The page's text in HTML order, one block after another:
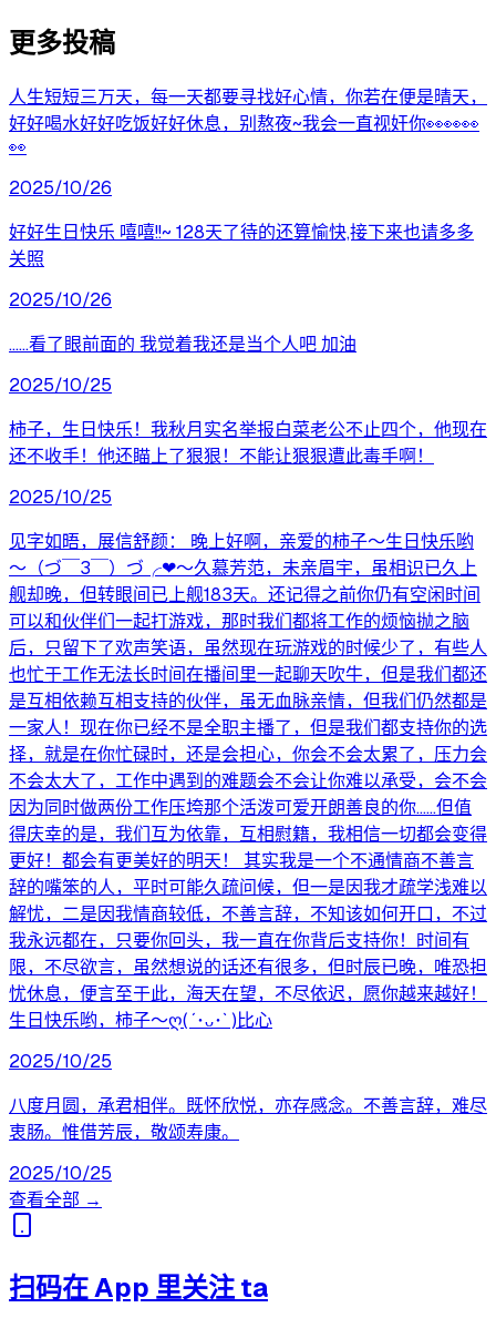
更多投稿
人生短短三万天，每一天都要寻找好心情，你若在便是晴天，
好好喝水好好吃饭好好休息，别熬夜~我会一直视奸你👀👀👀
👀
2025/10/26
好好生日快乐 嘻嘻!!~ 128天了待的还算愉快,接下来也请多多
关照
2025/10/26
……看了眼前面的 我觉着我还是当个人吧 加油
2025/10/25
柿子，生日快乐！我秋月实名举报白菜老公不止四个，他现在
还不收手！他还瞄上了狠狠！不能让狠狠遭此毒手啊！
2025/10/25
见字如晤，展信舒颜： 晚上好啊，亲爱的柿子～生日快乐哟
～（づ￣3￣）づ╭❤～久慕芳范，未亲眉宇，虽相识已久上
舰却晚，但转眼间已上舰183天。还记得之前你仍有空闲时间
可以和伙伴们一起打游戏，那时我们都将工作的烦恼抛之脑
后，只留下了欢声笑语，虽然现在玩游戏的时候少了，有些人
也忙于工作无法长时间在播间里一起聊天吹牛，但是我们都还
是互相依赖互相支持的伙伴，虽无血脉亲情，但我们仍然都是
一家人！现在你已经不是全职主播了，但是我们都支持你的选
择，就是在你忙碌时，还是会担心，你会不会太累了，压力会
不会太大了，工作中遇到的难题会不会让你难以承受，会不会
因为同时做两份工作压垮那个活泼可爱开朗善良的你……但值
得庆幸的是，我们互为依靠，互相慰籍，我相信一切都会变得
更好！都会有更美好的明天！ 其实我是一个不通情商不善言
辞的嘴笨的人，平时可能久疏问候，但一是因我才疏学浅难以
解忧，二是因我情商较低，不善言辞，不知该如何开口，不过
我永远都在，只要你回头，我一直在你背后支持你！时间有
限，不尽欲言，虽然想说的话还有很多，但时辰已晚，唯恐担
忧休息，便言至于此，海天在望，不尽依迟，愿你越来越好！
生日快乐哟，柿子～ღ( ´･ᴗ･` )比心
2025/10/25
八度月圆，承君相伴。既怀欣悦，亦存感念。不善言辞，难尽
衷肠。惟借芳辰，敬颂寿康。
2025/10/25
查看全部 →
扫码在 App 里关注 ta